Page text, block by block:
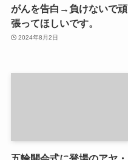
がんを告白→負けないで頑
張ってほしいです。
2024年8月2日